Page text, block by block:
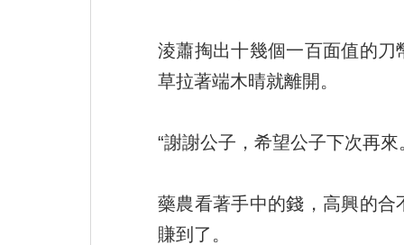
淩蕭掏出十幾個一百面值的
草拉著端木晴就離開。
“謝謝公子，希望公子下次再來
藥農看著手中的錢，高興的
賺到了。